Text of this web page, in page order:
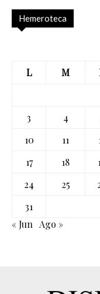
Hemeroteca
L
M
3
4
10
11
17
18
24
25
31
« Jun Ago »